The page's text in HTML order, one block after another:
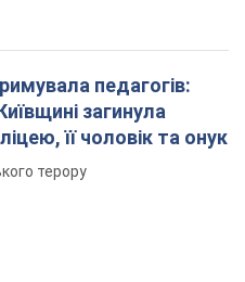
педагогів:
загинула
її чоловік та онук
терору